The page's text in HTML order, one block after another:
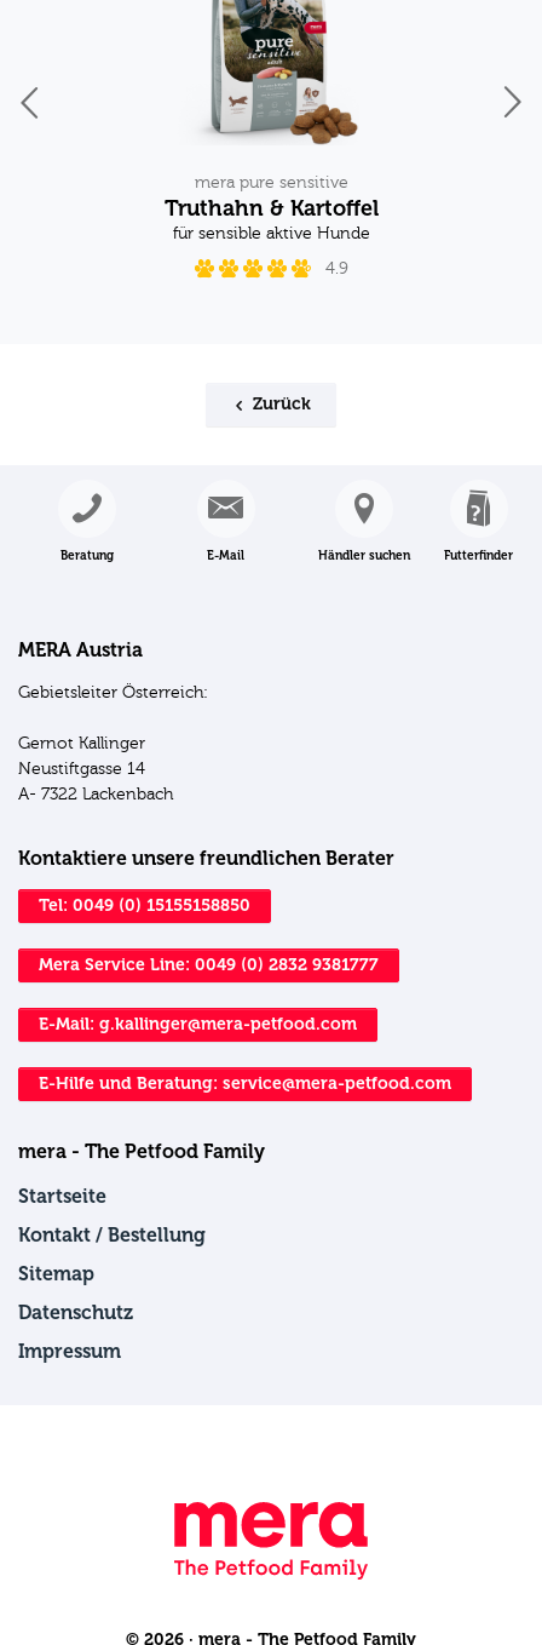
mera pure sensitive
Truthahn & Kartoffel
für sensible aktive Hunde
4.9
Zurück
Beratung E-Mail Händler suchen Futterfinder
MERA Austria
Gebietsleiter Österreich:
Gernot Kallinger
Neustiftgasse 14
A- 7322 Lackenbach
Kontaktiere unsere freundlichen Berater
Tel: 0049 (0) 15155158850
Mera Service Line: 0049 (0) 2832 9381777
E-Mail: g.kallinger@mera-petfood.com
E-Hilfe und Beratung: service@mera-petfood.com
mera - The Petfood Family
Startseite
Kontakt / Bestellung
Sitemap
Datenschutz
Impressum
© 2026 · mera - The Petfood Family